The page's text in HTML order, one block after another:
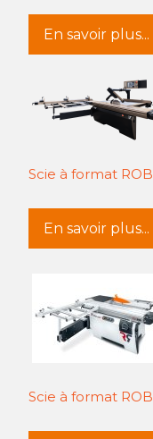
En savoir plus...
Scie à format
En savoir plus...
Scie à format